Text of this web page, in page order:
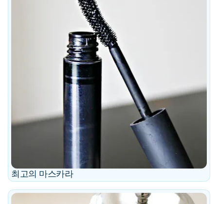
최고의 마스카라